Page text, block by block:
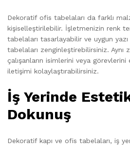
Dekoratif ofis tabelaları da farklı
kişiselleştirilebilir. İşletmenizin renk
tabelaları tasarlayabilir ve uygun
tabelaları zenginleştirebilirsiniz. Aynı
çalışanların isimlerini veya
iletişimi kolaylaştırabilirsiniz.
İş Yerinde
Dokunuş
Dekoratif kapı ve ofis tabelaları, iş